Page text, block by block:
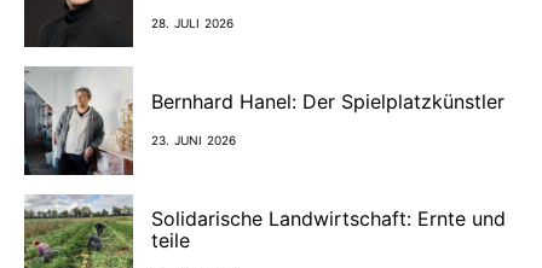
28. JULI 2026
Bernhard Hanel: Der Spielplatzkünstler
23. JUNI 2026
Solidarische Landwirtschaft: Ernte und
teile